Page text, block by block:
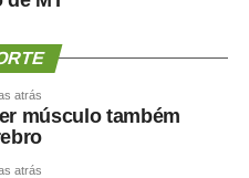
atrás
músculo também
atrás